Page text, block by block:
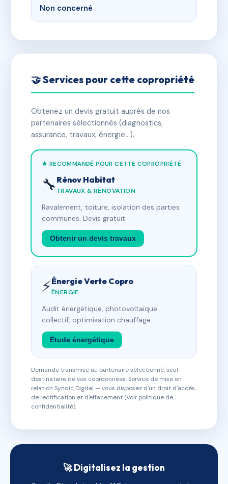
Non concerné
🤝 Services pour cette copropriété
Obtenez un devis gratuit auprès de nos
partenaires sélectionnés (diagnostics,
assurance, travaux, énergie…).
★ RECOMMANDÉ POUR CETTE COPROPRIÉTÉ
🔧 Rénov Habitat
TRAVAUX & RÉNOVATION
Ravalement, toiture, isolation des parties
communes. Devis gratuit.
Obtenir un devis travaux
⚡Énergie Verte Copro
ÉNERGIE
Audit énergétique, photovoltaïque
collectif, optimisation chauffage.
Étude énergétique
Demande transmise au partenaire sélectionné, seul
destinataire de vos coordonnées. Service de mise en
relation Syndic Digital — vous disposez d'un droit d'accès,
de rectification et d'effacement (voir politique de
confidentialité).
🚀 Digitalisez la gestion